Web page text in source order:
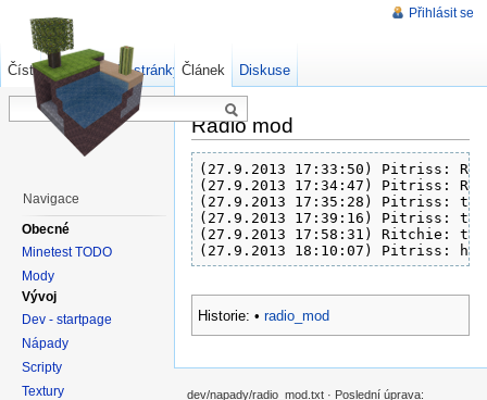
Radio mod
(27.9.2013 17:33:50) Pitriss:
(27.9.2013 17:34:47) Pitriss:
(27.9.2013 17:35:28) Pitriss:
(27.9.2013 17:39:16) Pitriss:
(27.9.2013 17:58:31) Ritchie:
(27.9.2013 18:10:07) Pitriss:
Historie: • radio_mod
Přihlásit se
Článek Diskuse
Číst Zdrojový kód stránky Starší verze
Navigace
Obecné
Minetest TODO
Mody
Vývoj
Dev - startpage
Nápady
Scripty
Textury
dev/napady/radio_mod.txt · Poslední úprava: